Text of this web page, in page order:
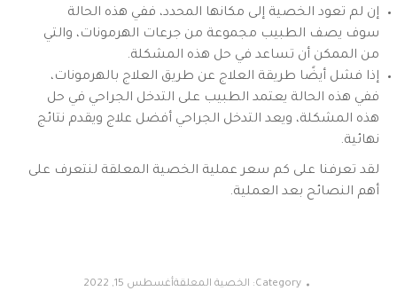
إن لم تعود الخصية إلى مكانها المحدد، ففي هذه الحالة
سوف يصف الطبيب مجموعة من جرعات الهرمونات، والتي
من الممكن أن تساعد في حل هذه المشكلة.
إذا فشل أيضًا طريقة العلاج عن طريق العلاج بالهرمونات،
ففي هذه الحالة يعتمد الطبيب على التدخل الجراحي في حل
هذه المشكلة، ويعد التدخل الجراحي أفضل علاج ويقدم نتائج
نهائية.
لقد تعرفنا على كم سعر عملية الخصية المعلقة لنتعرف على
أهم النصائح بعد العملية.
Category: الخصية المعلقةأغسطس 15, 2022